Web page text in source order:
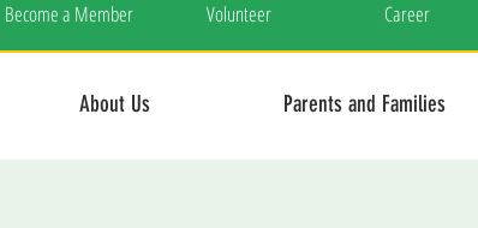
Become a Member Volunteer Career
About Us Parents and Families